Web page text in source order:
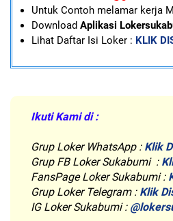
Untuk Contoh melamar kerja
Download Aplikasi
Lihat Daftar Isi Loker : KLIK
Ikuti Kami di :
Grup Loker WhatsApp : Klik
Grup FB Loker Sukabumi :
FansPage Loker Sukabumi :
Grup Loker Telegram : Klik
IG Loker Sukabumi :